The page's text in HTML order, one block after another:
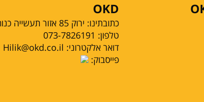
OKD
כתובתינו: ירוק 85 אזור תעשייה כנות | כתובת למשלוח דואר:ת"ד 198 קריית עקרון 76951
טלפון: 073-7826191
Hilik@okd.co.il :דואר אלקטרוני
:פייסבוק